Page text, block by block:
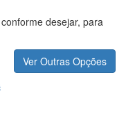
desejar, para
Ver Outras Opções